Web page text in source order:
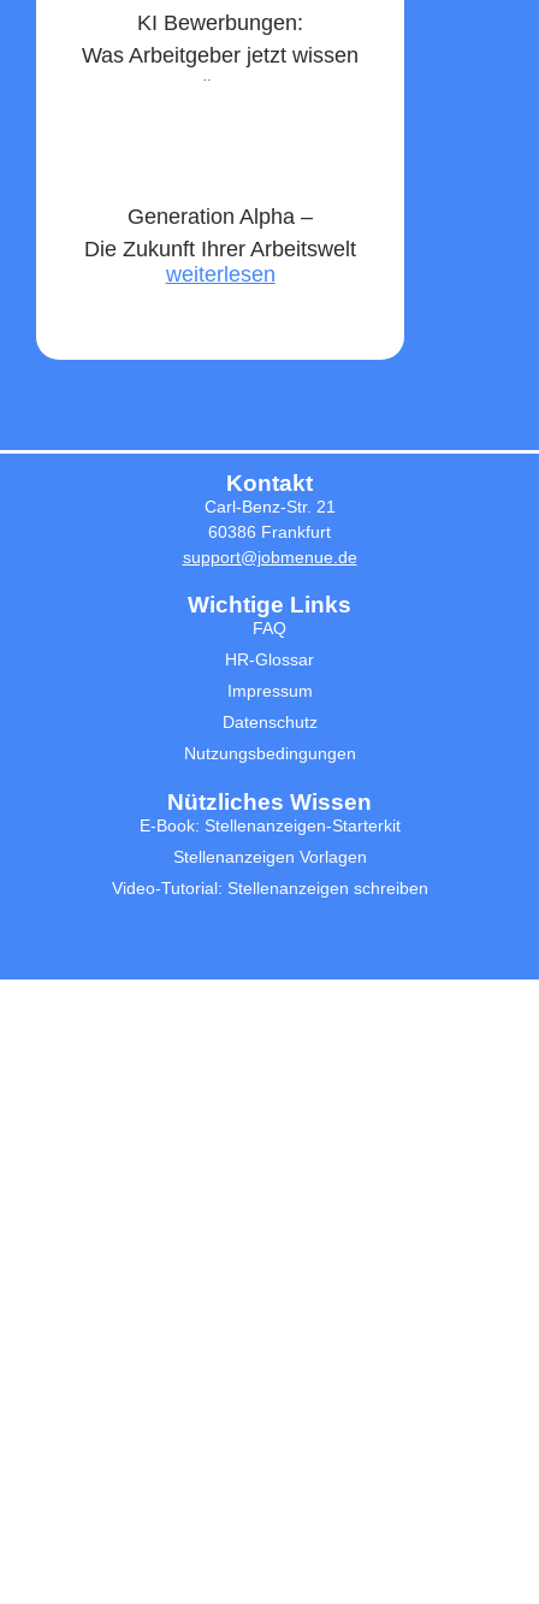
KI Bewerbungen:
Was Arbeitgeber jetzt wissen
müssen
Generation Alpha –
Die Zukunft Ihrer Arbeitswelt
weiterlesen
Kontakt
Carl-Benz-Str. 21
60386 Frankfurt
support@jobmenue.de
Wichtige Links
FAQ
HR-Glossar
Impressum
Datenschutz
Nutzungsbedingungen
Nützliches Wissen
E-Book: Stellenanzeigen-Starterkit
Stellenanzeigen Vorlagen
Video-Tutorial: Stellenanzeigen schreiben